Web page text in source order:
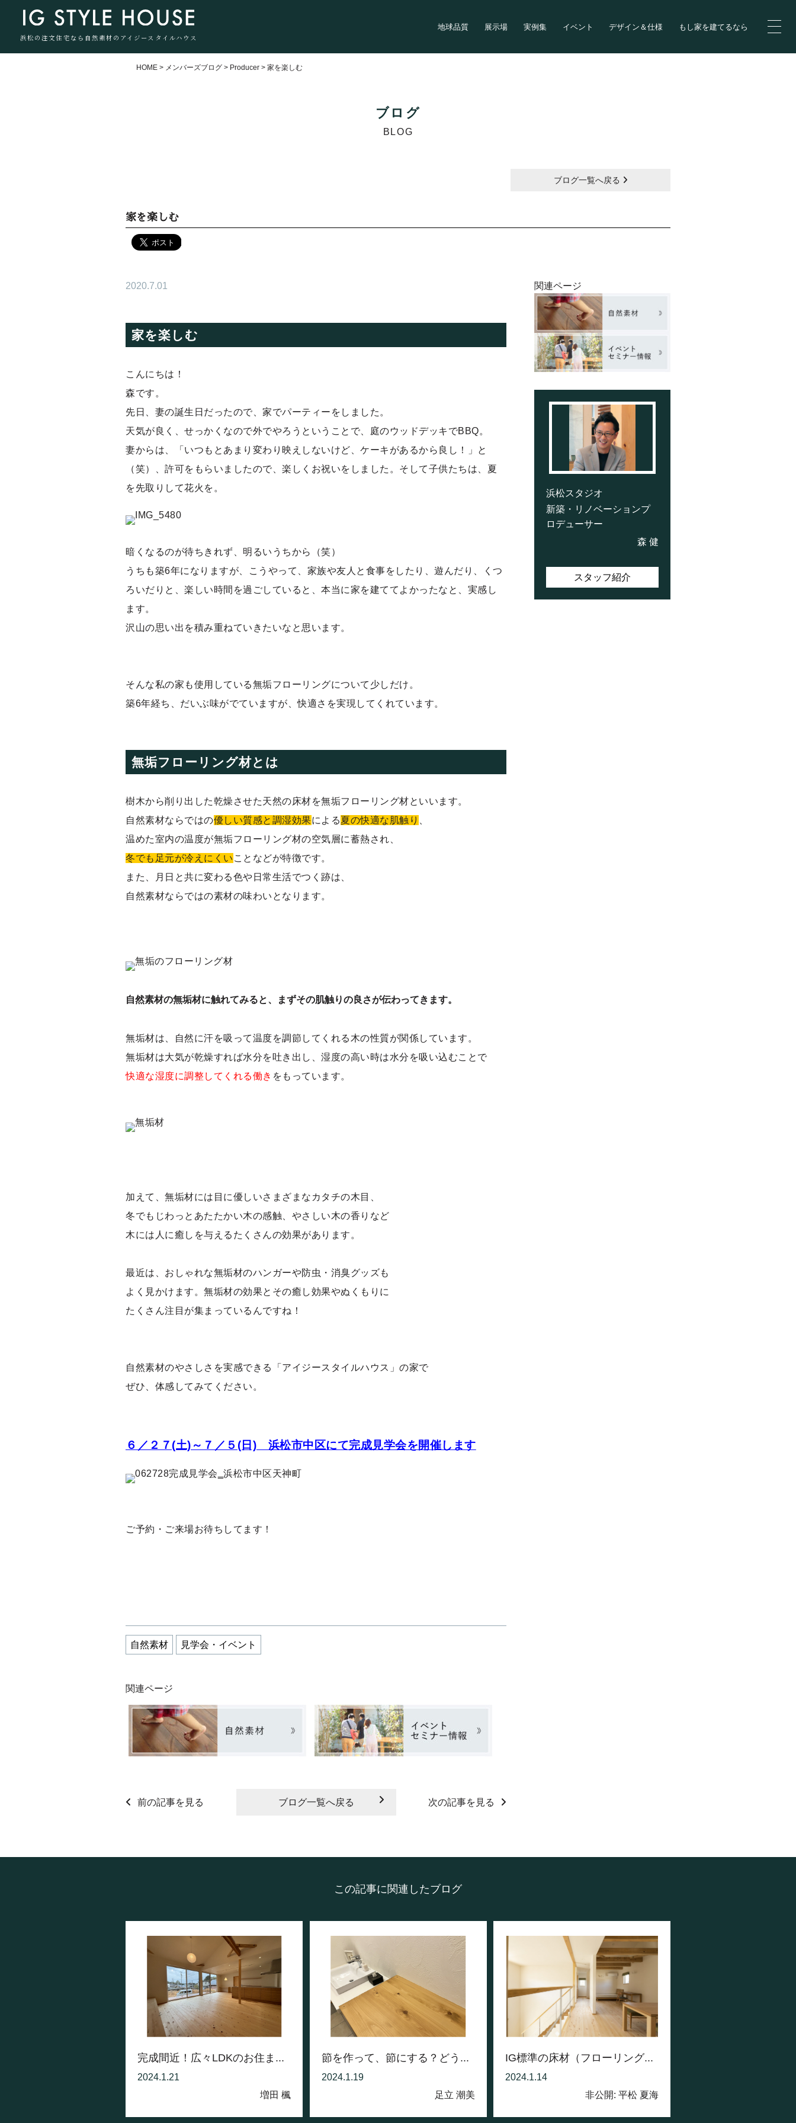
浜松の注文住宅なら自然素材のアイジースタイルハウス
地球品質 展示場 実例集 イベント デザイン＆仕様 もし家を建てるなら
HOME > メンバーズブログ > Producer >家を楽しむ
ブログ
BLOG
ブログ一覧へ戻る
家を楽しむ
2020.7.01
家を楽しむ
こんにちは！
森です。
先日、妻の誕生日だったので、家でパーティーをしました。
天気が良く、せっかくなので外でやろうということで、庭のウッドデッキでBBQ。
妻からは、「いつもとあまり変わり映えしないけど、ケーキがあるから良し！」と
（笑）、許可をもらいましたので、楽しくお祝いをしました。そして子供たちは、夏
を先取りして花火を。
暗くなるのが待ちきれず、明るいうちから（笑）
うちも築6年になりますが、こうやって、家族や友人と食事をしたり、遊んだり、くつ
ろいだりと、楽しい時間を過ごしていると、本当に家を建ててよかったなと、実感し
ます。
沢山の思い出を積み重ねていきたいなと思います。
そんな私の家も使用している無垢フローリングについて少しだけ。
築6年経ち、だいぶ味がでていますが、快適さを実現してくれています。
無垢フローリング材とは
樹木から削り出した乾燥させた天然の床材を無垢フローリング材といいます。
自然素材ならではの優しい質感と調湿効果による夏の快適な肌触り
温めた室内の温度が無垢フローリング材の空気層に蓄熱され、
冬でも足元が冷えにくい ことなどが特徴です。
また、月日と共に変わる色や日常生活でつく跡は、
自然素材ならではの素材の味わいとなります。
自然素材の無垢材に触れてみると、まずその肌触りの良さが伝わってきます。
無垢材は、自然に汗を吸って温度を調節してくれる木の性質が関係しています。
無垢材は大気が乾燥すれば水分を吐き出し、湿度の高い時は水分を吸い込むことで
快適な湿度に調整してくれる働き をもっています。
加えて、無垢材には目に優しいさまざまなカタチの木目、
冬でもじわっとあたたかい木の感触、やさしい木の香りなど
木には人に癒しを与えるたくさんの効果があります。
最近は、おしゃれな無垢材のハンガーや防虫・消臭グッズも
よく見かけます。無垢材の効果とその癒し効果やぬくもりに
たくさん注目が集まっているんですね！
自然素材のやさしさを実感できる「アイジースタイルハウス」の家で
ぜひ、体感してみてください。
６／２７(土)～７／５(日) 浜松市中区にて完成見学会を開催します
ご予約・ご来場お待ちしてます！
自然素材 見学会・イベント
関連ページ
前の記事を見る ブログ一覧へ戻る 次の記事を見る
関連ページ
浜松スタジオ
新築・リノベーションプ
ロデューサー
森 健
スタッフ紹介
この記事に関連したブログ
完成間近！広々LDKのお住ま...
2024.1.21
増田 楓
節を作って、節にする？どう...
2024.1.19
足立 潮美
IG標準の床材（フローリング...
2024.1.14
非公開: 平松 夏海